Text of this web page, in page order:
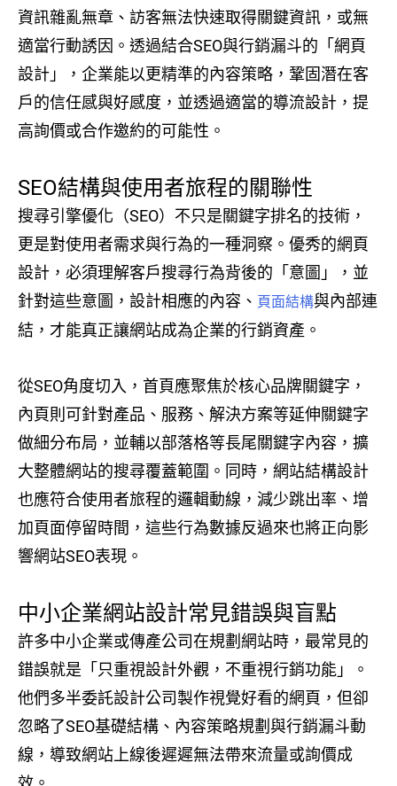
資訊雜亂無章、訪客無法快速取得關鍵資訊，或無
適當行動誘因。透過結合SEO與行銷漏斗的「網頁
設計」，企業能以更精準的內容策略，鞏固潛在客
戶的信任感與好感度，並透過適當的導流設計，提
高詢價或合作邀約的可能性。
SEO結構與使用者旅程的關聯性
搜尋引擎優化（SEO）不只是關鍵字排名的技術，
更是對使用者需求與行為的一種洞察。優秀的網頁
設計，必須理解客戶搜尋行為背後的「意圖」，並
針對這些意圖，設計相應的內容、 頁面結構與內部連
結，才能真正讓網站成為企業的行銷資產。
從SEO角度切入，首頁應聚焦於核心品牌關鍵字，
內頁則可針對產品、服務、解決方案等延伸關鍵字
做細分布局，並輔以部落格等長尾關鍵字內容，擴
大整體網站的搜尋覆蓋範圍。同時，網站結構設計
也應符合使用者旅程的邏輯動線，減少跳出率、增
加頁面停留時間，這些行為數據反過來也將正向影
響網站SEO表現。
中小企業網站設計常見錯誤與盲點
許多中小企業或傳產公司在規劃網站時，最常見的
錯誤就是「只重視設計外觀，不重視行銷功能」。
他們多半委託設計公司製作視覺好看的網頁，但卻
忽略了SEO基礎結構、內容策略規劃與行銷漏斗動
線，導致網站上線後遲遲無法帶來流量或詢價成